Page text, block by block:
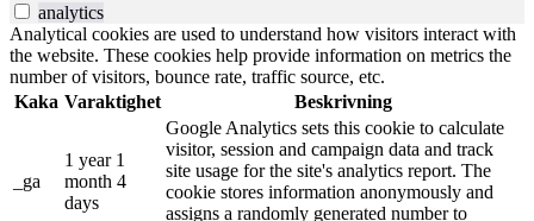
analytics
Analytical cookies are used to understand how visitors interact with
the website. These cookies help provide information on metrics the
number of visitors, bounce rate, traffic source, etc.
Kaka Varaktighet Beskrivning
_ga
1 year 1
month 4
days
Google Analytics sets this cookie to calculate
visitor, session and campaign data and track
site usage for the site's analytics report. The
cookie stores information anonymously and
assigns a randomly generated number to